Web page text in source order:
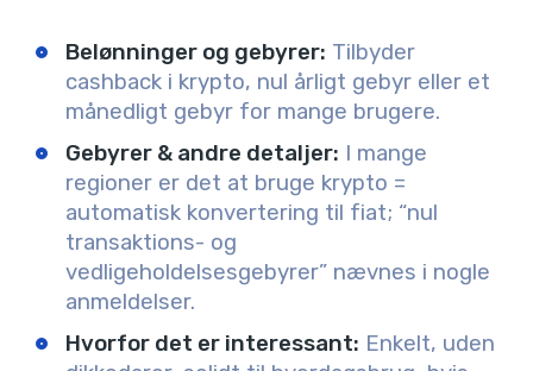
Belønninger og gebyrer: Tilbyder
cashback i krypto, nul årligt gebyr eller et
månedligt gebyr for mange brugere.
Gebyrer & andre detaljer: I mange
regioner er det at bruge krypto =
automatisk konvertering til fiat; “nul
transaktions- og
vedligeholdelsesgebyrer” nævnes i nogle
anmeldelser.
Hvorfor det er interessant: Enkelt, uden